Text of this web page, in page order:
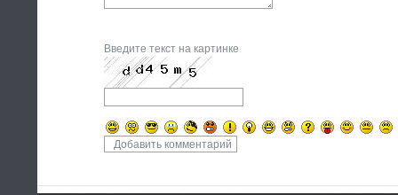
Введите текст на картинке